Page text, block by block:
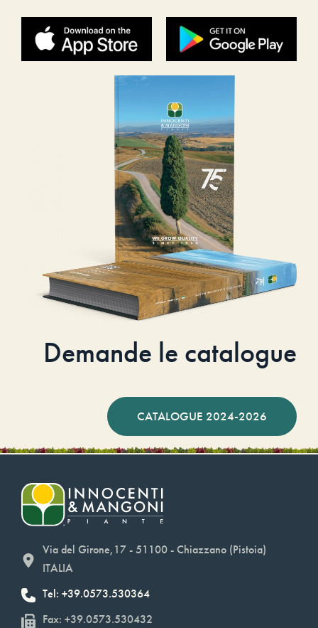
Demande le catalogue
CATALOGUE 2024-2026
Via del Girone,17 - 51100 - Chiazzano (Pistoia)
ITALIA
Tel: +39.0573.530364
Fax: +39.0573.530432